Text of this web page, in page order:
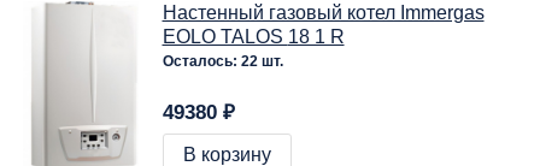
Настенный газовый котел Immergas
EOLO TALOS 18 1 R
Осталось: 22 шт.
49380 ₽
В корзину